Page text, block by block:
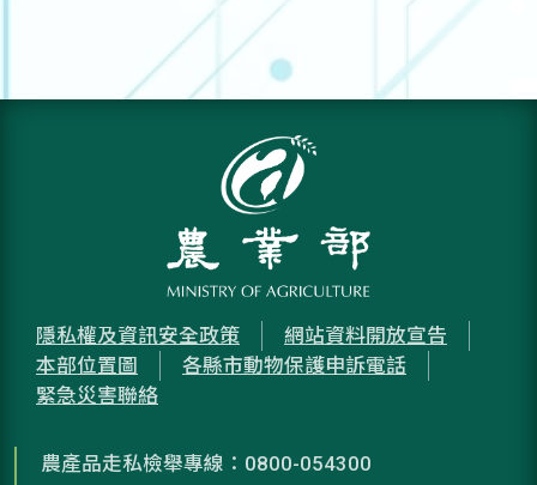
隱私權及資訊安全政策
網站資料開放宣告
本部位置圖
各縣市動物保護申訴電話
緊急災害聯絡
農產品走私檢舉專線：0800-054300